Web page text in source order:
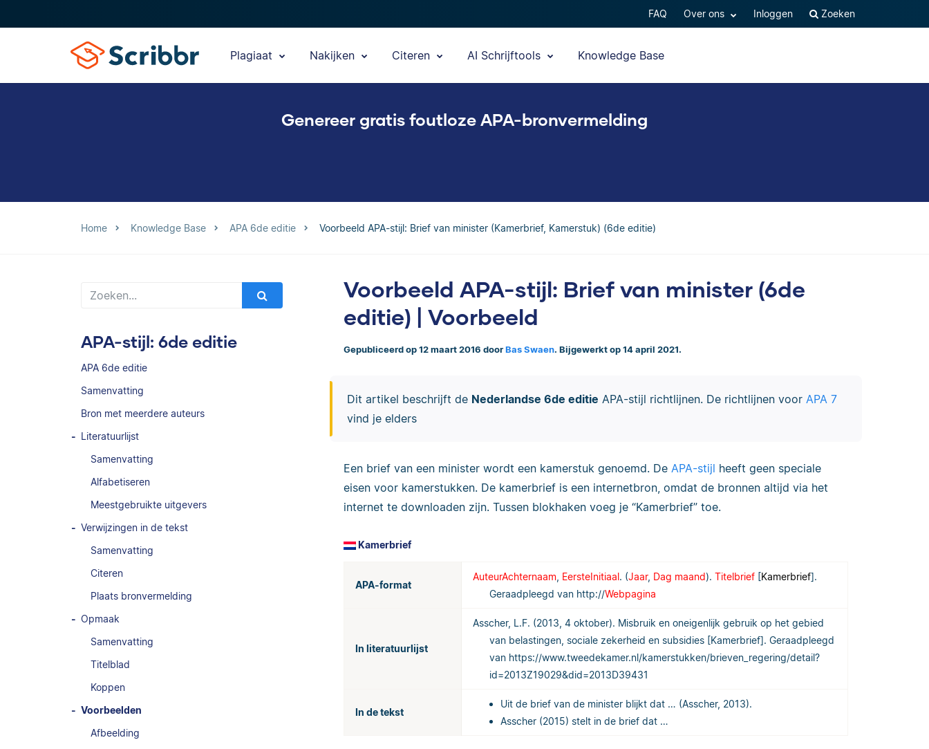
FAQ Over ons Inloggen Zoeken
Plagiaat Nakijken Citeren AI Schrijftools Knowledge Base
Genereer gratis foutloze APA-bronvermelding
Home Knowledge Base APA 6de editie Voorbeeld APA-stijl: Brief van minister (Kamerbrief, Kamerstuk) (6de editie)
APA-stijl: 6de editie
APA 6de editie
Samenvatting
Bron met meerdere auteurs
Literatuurlijst
Samenvatting
Alfabetiseren
Meestgebruikte uitgevers
Verwijzingen in de tekst
Samenvatting
Citeren
Plaats bronvermelding
Opmaak
Samenvatting
Titelblad
Koppen
Voorbeelden
Afbeelding
Voorbeeld APA-stijl: Brief van minister (6de
editie) | Voorbeeld
Gepubliceerd op 12 maart 2016 door Bas Swaen. Bijgewerkt op 14 april 2021.
Dit artikel beschrijft de Nederlandse 6de editie APA-stijl richtlijnen. De richtlijnen voor APA 7
vind je elders
Een brief van een minister wordt een kamerstuk genoemd. De APA-stijl heeft geen speciale
eisen voor kamerstukken. De kamerbrief is een internetbron, omdat de bronnen altijd via het
internet te downloaden zijn. Tussen blokhaken voeg je “Kamerbrief” toe.
Kamerbrief
APA-format
AuteurAchternaam EersteInitiaal. (Jaar, Dag maand). Titelbrief [Kamerbrief].
Geraadpleegd van http://Webpagina
In literatuurlijst
Asscher, L.F. (2013, 4 oktober). Misbruik en oneigenlijk gebruik op het gebied
van belastingen, sociale zekerheid en subsidies [Kamerbrief]. Geraadpleegd
van https://www.tweedekamer.nl/kamerstukken/brieven_regering/detail?
id=2013Z19029&did=2013D39431
In de tekst
Uit de brief van de minister blijkt dat … (Asscher, 2013).
Asscher (2015) stelt in de brief dat …